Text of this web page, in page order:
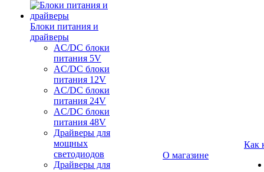
Блоки питания и
драйверы
AC/DC блоки
питания 5V
AC/DC блоки
питания 12V
AC/DC блоки
питания 24V
AC/DC блоки
питания 48V
Драйверы для
мощных
светодиодов
Драйверы для
О магазине
Как